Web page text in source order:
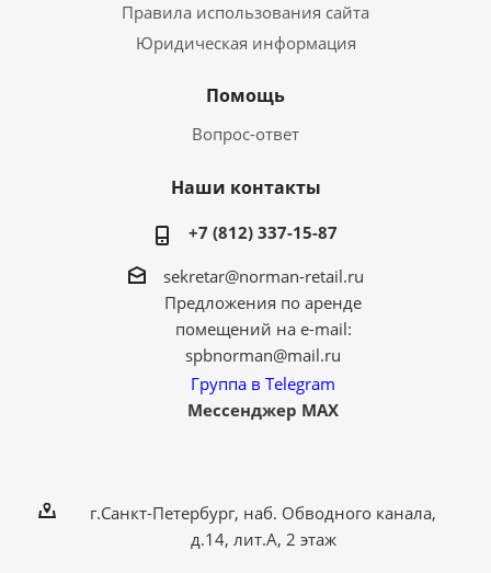
Правила использования сайта
Юридическая информация
Помощь
Вопрос-ответ
Наши контакты
+7 (812) 337-15-87
sekretar@norman-retail.ru
Предложения по аренде
помещений на e-mail:
spbnorman@mail.ru
Группа в Telegram
Мессенджер MAX
г.Санкт-Петербург, наб. Обводного канала,
д.14, лит.А, 2 этаж